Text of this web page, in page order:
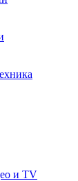
и TV